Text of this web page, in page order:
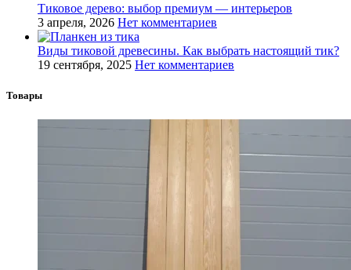
Тиковое дерево: выбор премиум — интерьеров
3 апреля, 2026 Нет комментариев
Виды тиковой древесины. Как выбрать настоящий тик?
19 сентября, 2025 Нет комментариев
Товары